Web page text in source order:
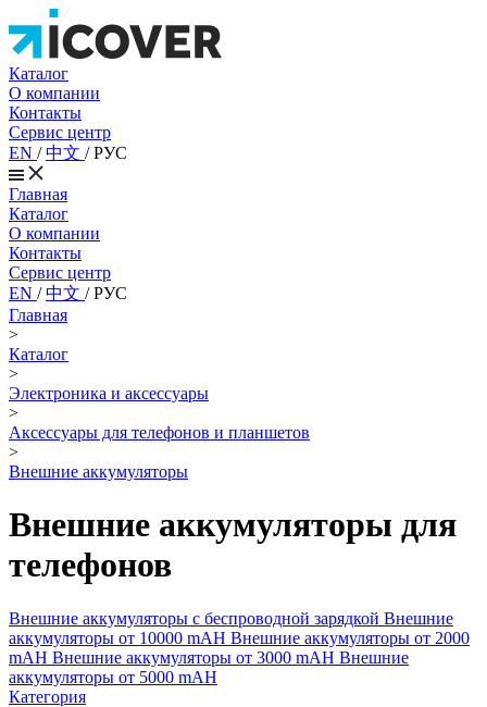
Каталог
О компании
Контакты
Сервис центр
EN /中文 /РУС
Главная
Каталог
О компании
Контакты
Сервис центр
EN /中文 /РУС
Главная
>
Каталог
>
Электроника и аксессуары
>
Аксессуары для телефонов и планшетов
>
Внешние аккумуляторы
Внешние аккумуляторы для
телефонов
Внешние аккумуляторы с беспроводной зарядкой Внешние
аккумуляторы от 10000 mAH Внешние аккумуляторы от 2000
mAH Внешние аккумуляторы от 3000 mAH Внешние
аккумуляторы от 5000 mAH
Категория